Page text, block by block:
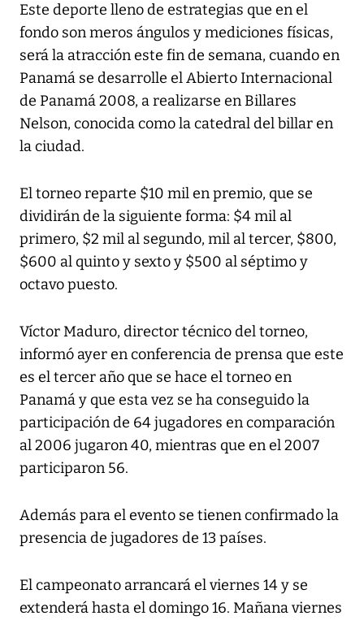
Este deporte lleno de estrategias que en el
fondo son meros ángulos y mediciones físicas,
será la atracción este fin de semana, cuando en
Panamá se desarrolle el Abierto Internacional
de Panamá 2008, a realizarse en Billares
Nelson, conocida como la catedral del billar en
la ciudad.
El torneo reparte $10 mil en premio, que se
dividirán de la siguiente forma: $4 mil al
primero, $2 mil al segundo, mil al tercer, $800,
$600 al quinto y sexto y $500 al séptimo y
octavo puesto.
Víctor Maduro, director técnico del torneo,
informó ayer en conferencia de prensa que este
es el tercer año que se hace el torneo en
Panamá y que esta vez se ha conseguido la
participación de 64 jugadores en comparación
al 2006 jugaron 40, mientras que en el 2007
participaron 56.
Además para el evento se tienen confirmado la
presencia de jugadores de 13 países.
El campeonato arrancará el viernes 14 y se
extenderá hasta el domingo 16. Mañana viernes